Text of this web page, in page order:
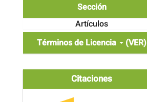
Sección
Artículos
Términos de Licencia
(VER)
Citaciones